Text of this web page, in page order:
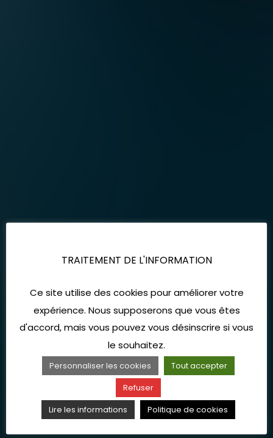
TRAITEMENT DE L'INFORMATION
Ce site utilise des cookies pour améliorer votre
expérience. Nous supposerons que vous êtes
d'accord, mais vous pouvez vous désinscrire si vous
le souhaitez.
Personnaliser les cookies
Tout accepter
Refuser
Lire les informations
Politique de cookies